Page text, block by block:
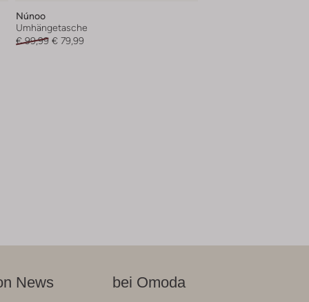
Núnoo
Umhängetasche
€ 99,99 € 79,99
News bei Omoda